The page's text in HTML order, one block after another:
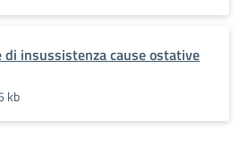
di insussistenza cause ostative
kb